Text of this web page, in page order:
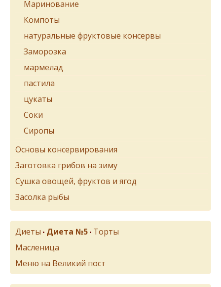
Маринование
Компоты
натуральные фруктовые консервы
Заморозка
мармелад
пастила
цукаты
Соки
Сиропы
Основы консервирования
Заготовка грибов на зиму
Сушка овощей, фруктов и ягод
Засолка рыбы
Диеты • Диета №5 • Торты
Масленица
Меню на Великий пост